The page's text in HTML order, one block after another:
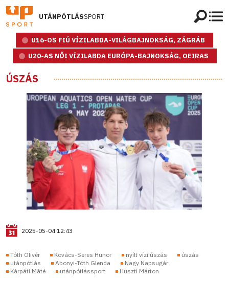
UTÁNPÓTLÁSSPORT
U16-OS FIÚ VÍZILABDA-VILÁGBAJNOKSÁG, ZÁGRÁB
U20-AS NŐI VÍZILABDA EURÓPA-BAJNOKSÁG, OEIRAS
ÚSZÁS
2025-05-04 12:43
Tóth Olivér Kovács-Seres Hunor nyílt vízi úszás
úszás
utánpótlás
Abonyi-Tóth Glenda
Nagy Napsugár
Kárpáti Máté
utánpótlássport Huszti Márton